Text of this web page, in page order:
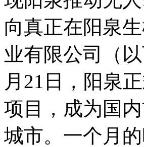
向真正在阳泉
业有限公司（
月21日，阳泉
项目，成为国
城市。一个月